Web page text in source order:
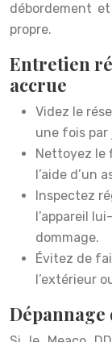
débordement
propre.
Entretien
accrue
Videz le
une fois par
Nettoyez le
l’aide d’un
Inspectez
l’appareil
dommage.
Évitez de
l’extérieur